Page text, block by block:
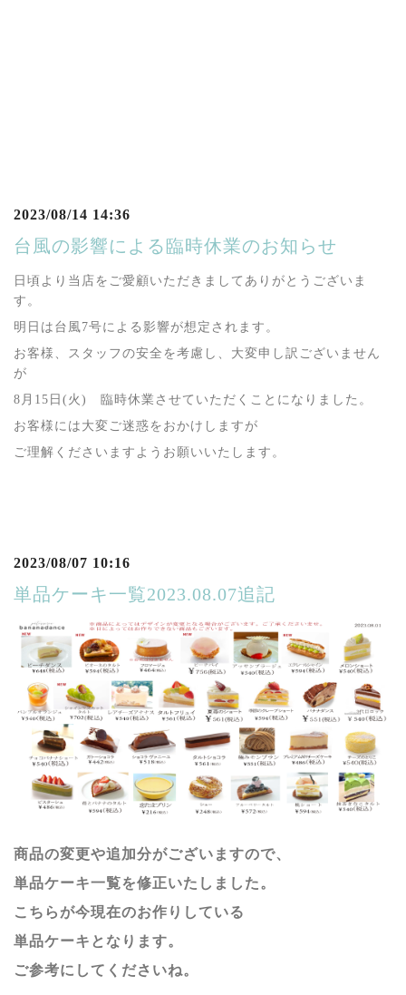
2023/08/14 14:36
台風の影響による臨時休業のお知らせ
日頃より当店をご愛顧いただきましてありがとうございま
す。
明日は台風7号による影響が想定されます。
お客様、スタッフの安全を考慮し、大変申し訳ございません
が
8月15日(火) 臨時休業させていただくことになりました。
お客様には大変ご迷惑をおかけしますが
ご理解くださいますようお願いいたします。
2023/08/07 10:16
単品ケーキ一覧2023.08.07追記
商品の変更や追加分がございますので、
単品ケーキ一覧を修正いたしました。
こちらが今現在のお作りしている
単品ケーキとなります。
ご参考にしてくださいね。